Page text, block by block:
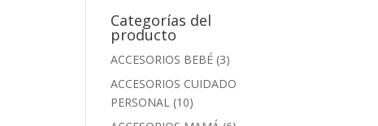
Categorías del
producto
ACCESORIOS BEBÉ (3)
ACCESORIOS CUIDADO
PERSONAL (10)